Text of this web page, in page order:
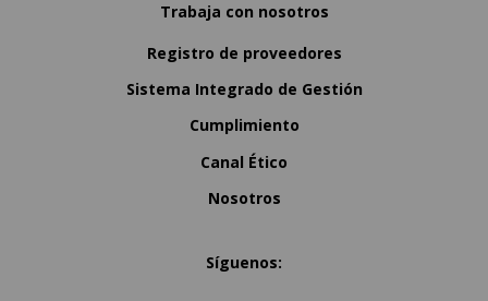
Trabaja con nosotros
Registro de proveedores
Sistema Integrado de Gestión
Cumplimiento
Canal Ético
Nosotros
Síguenos: